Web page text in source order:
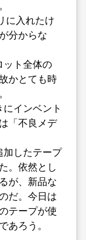
に入れたけ
分からな
ット全体の
かとても時
にインベント
「不良メデ
加したテープ
。依然とし
が、新品な
だ。今日は
テープが使
あろう。